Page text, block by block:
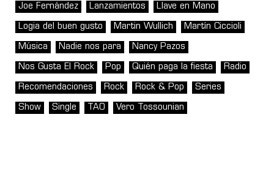
Joe Fernández Lanzamientos Llave en Mano
Logia del buen gusto Martin Wullich Martín Ciccioli
Música Nadie nos para Nancy Pazos
Nos Gusta El Rock Pop Quién paga la fiesta Radio
Recomendaciones Rock Rock & Pop Series
Show Single TAO Vero Tossounian